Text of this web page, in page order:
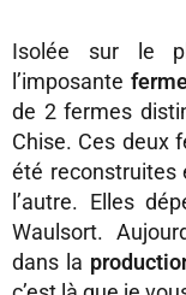
Isolée sur le
l’imposante
de 2 fermes
Chise. Ces deux
été reconstruites
l’autre. Elles
Waulsort.
dans la